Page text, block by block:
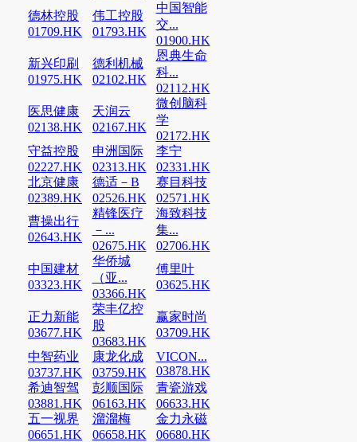
德林控股
01709.HK
伟工控股
01793.HK
中国智能
交...
01900.HK
新兴印刷
01975.HK
德利机械
02102.HK
恩典生命
科...
02112.HK
医思健康
02138.HK
天润云
02167.HK
微创脑科
学
02172.HK
守益控股
02227.HK
申洲国际
02313.HK
李宁
02331.HK
北京健康
02389.HK
德适－B
02526.HK
赛目科技
02571.HK
曹操出行
02643.HK
精锋医疗
－...
02675.HK
海致科技
集...
02706.HK
中国建材
03323.HK
华侨城
（亚...
03366.HK
傅里叶
03625.HK
正力新能
03677.HK
荣丰亿控
股
03683.HK
赢家时尚
03709.HK
中智药业
03737.HK
康龙化成
03759.HK
VICON...
03878.HK
希迪智驾
03881.HK
彭顺国际
06163.HK
青瓷游戏
06633.HK
五一视界
06651.HK
溜溜梅
06658.HK
金力永磁
06680.HK